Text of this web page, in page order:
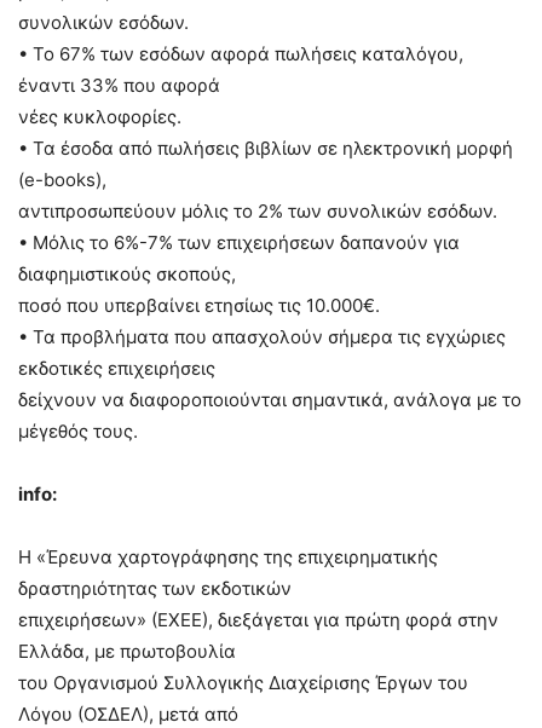
συνολικών εσόδων.
• Το 67% των εσόδων αφορά πωλήσεις καταλόγου,
έναντι 33% που αφορά
νέες κυκλοφορίες.
• Τα έσοδα από πωλήσεις βιβλίων σε ηλεκτρονική μορφή
(e-books),
αντιπροσωπεύουν μόλις το 2% των συνολικών εσόδων.
• Μόλις το 6%-7% των επιχειρήσεων δαπανούν για
διαφημιστικούς σκοπούς,
ποσό που υπερβαίνει ετησίως τις 10.000€.
• Τα προβλήματα που απασχολούν σήμερα τις εγχώριες
εκδοτικές επιχειρήσεις
δείχνουν να διαφοροποιούνται σημαντικά, ανάλογα με το
μέγεθός τους.
info:
Η «Έρευνα χαρτογράφησης της επιχειρηματικής
δραστηριότητας των εκδοτικών
επιχειρήσεων» (ΕΧΕΕ), διεξάγεται για πρώτη φορά στην
Ελλάδα, με πρωτοβουλία
του Οργανισμού Συλλογικής Διαχείρισης Έργων του
Λόγου (ΟΣΔΕΛ), μετά από